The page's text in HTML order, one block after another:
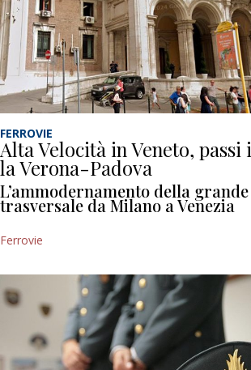
FERROVIE
Alta Velocità in Veneto,
la Verona-Padova
L’ammodernamento della
trasversale da Milano a Venezia
Ferrovie